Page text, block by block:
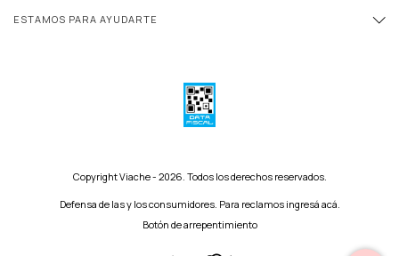
ESTAMOS PARA AYUDARTE
Copyright Viache - 2026. Todos los derechos reservados.
Defensa de las y los consumidores. Para reclamos ingresá acá.
Botón de arrepentimiento